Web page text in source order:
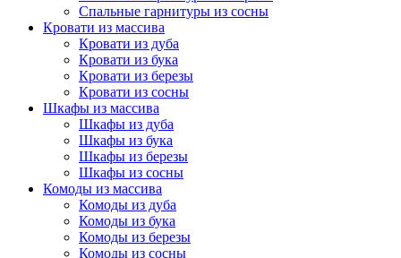
Спальные гарнитуры из сосны
Кровати из массива
Кровати из дуба
Кровати из бука
Кровати из березы
Кровати из сосны
Шкафы из массива
Шкафы из дуба
Шкафы из бука
Шкафы из березы
Шкафы из сосны
Комоды из массива
Комоды из дуба
Комоды из бука
Комоды из березы
Комоды из сосны